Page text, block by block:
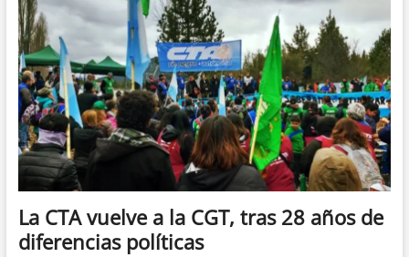
n
ú
La CTA vuelve a la CGT, tras 28 años de
diferencias políticas